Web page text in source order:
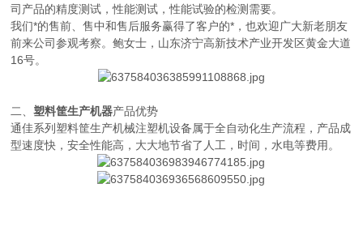
司产品的精度测试，性能测试，性能试验的检测需要。
我们*的售前、售中和售后服务赢得了客户的*，也欢迎广大新老朋友
前来公司参观考察。鲍女士，山东济宁高新技术产业开发区黄金大道
16号。
二、塑料筐生产机器产品优势
通佳系列塑料筐生产机械注塑机设备属于全自动化生产流程，产品成
型速度快，安全性能高，大大地节省了人工，时间，水电等费用。